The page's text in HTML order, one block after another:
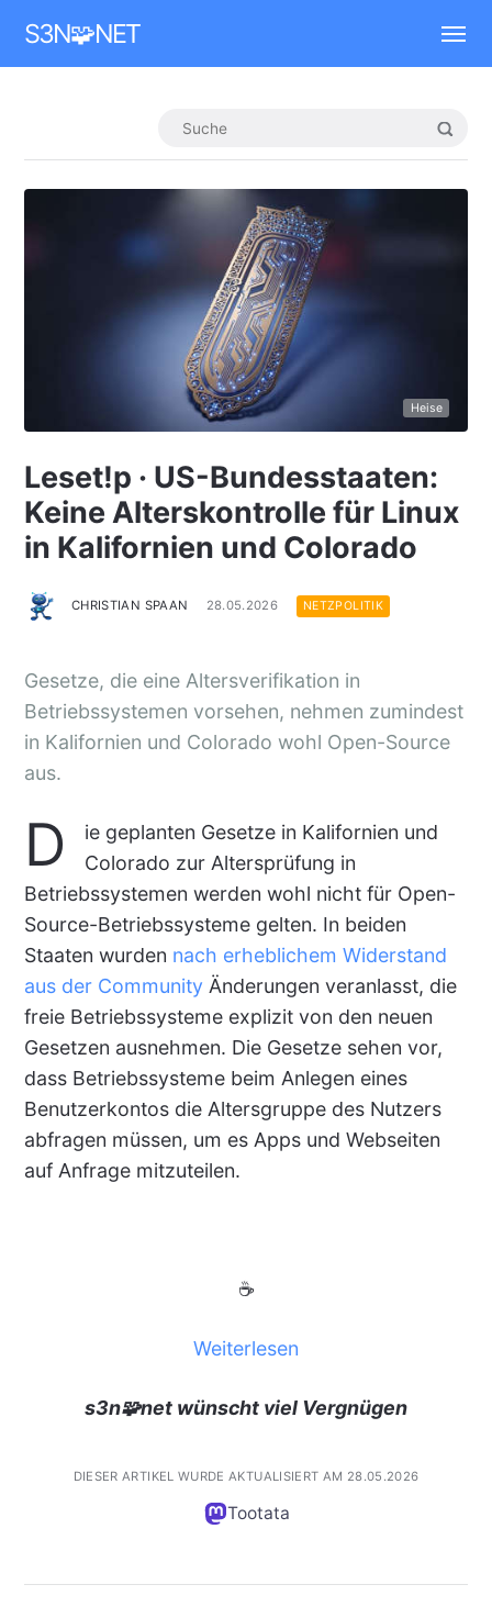
S3N🧩NET
Heise
Leset!p · US-Bundesstaaten:
Keine Alterskontrolle für Linux
in Kalifornien und Colorado
CHRISTIAN SPAAN 28.05.2026 NETZPOLITIK
Gesetze, die eine Altersverifikation in
Betriebssystemen vorsehen, nehmen zumindest
in Kalifornien und Colorado wohl Open-Source
aus.
D
ie geplanten Gesetze in Kalifornien und
Colorado zur Altersprüfung in
Betriebssystemen werden wohl nicht für Open-
Source-Betriebssysteme gelten. In beiden
Staaten wurden nach erheblichem Widerstand
aus der CommunityÄnderungen veranlasst, die
freie Betriebssysteme explizit von den neuen
Gesetzen ausnehmen. Die Gesetze sehen vor,
dass Betriebssysteme beim Anlegen eines
Benutzerkontos die Altersgruppe des Nutzers
abfragen müssen, um es Apps und Webseiten
auf Anfrage mitzuteilen.
☕
Weiterlesen
s3n🧩net wünscht viel Vergnügen
DIESER ARTIKEL WURDE AKTUALISIERT AM 28.05.2026
Tootata